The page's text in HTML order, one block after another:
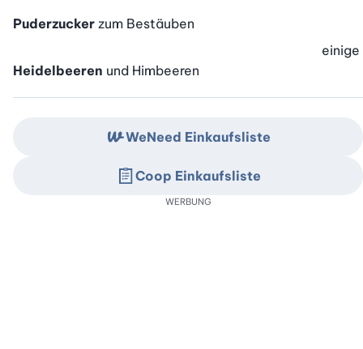
Puderzucker zum Bestäuben
Heidelbeeren und Himbeeren
einige
WeNeed Einkaufsliste
Coop Einkaufsliste
WERBUNG